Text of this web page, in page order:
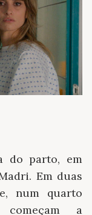
do parto, em
Em duas
num quarto
a